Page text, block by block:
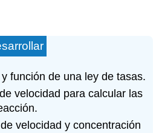
función de una ley de tasas.
velocidad para calcular las
velocidad y concentración